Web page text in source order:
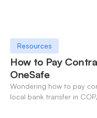
Resources
How to Pay
OneSafe
Wondering how to pay
local bank transfer in